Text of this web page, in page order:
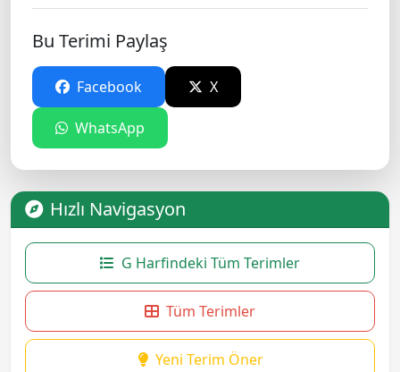
Bu Terimi Paylaş
Facebook X
WhatsApp
Hızlı Navigasyon
G Harfindeki Tüm Terimler
Tüm Terimler
Yeni Terim Öner